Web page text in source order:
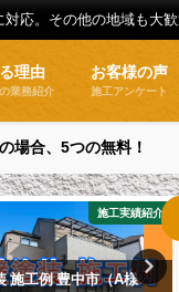
応。その他の地域も大歓
理由
業務紹介
お客様の声
施工アンケート
場合、5つの無料！
施工実績紹介
施工例 豊中市（A様